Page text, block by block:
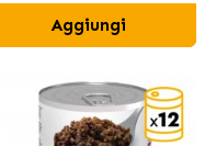
Aggiungi